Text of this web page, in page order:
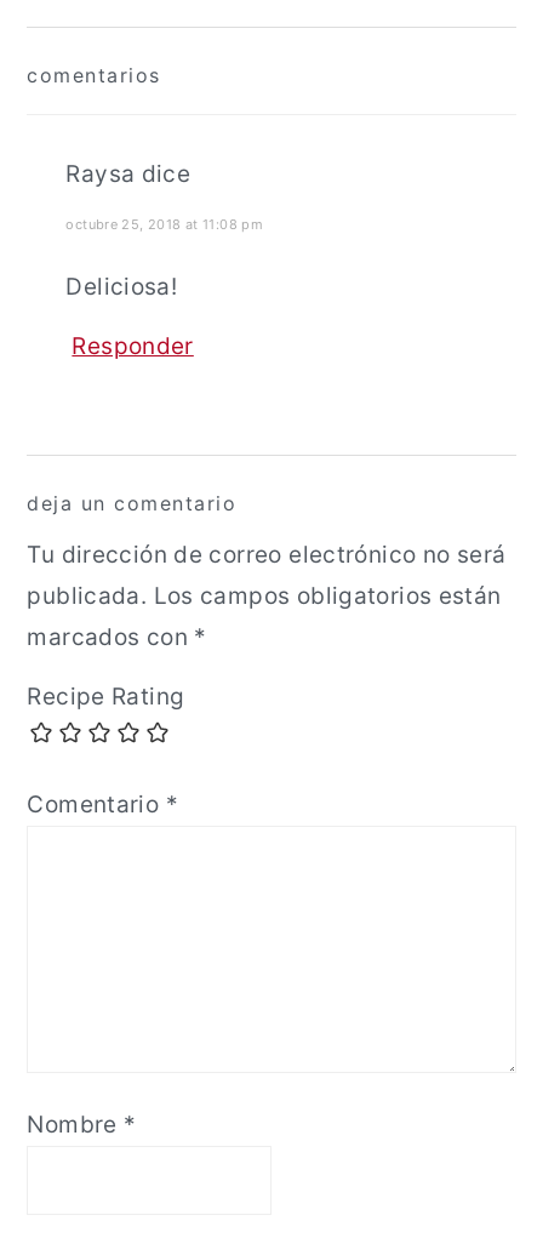
con
lectores
comentarios
Raysa dice
octubre 25, 2018 at 11:08 pm
Deliciosa!
Responder
deja un comentario
Tu dirección de correo electrónico no será
publicada. Los campos obligatorios están
marcados con *
Recipe Rating
Comentario *
Nombre *